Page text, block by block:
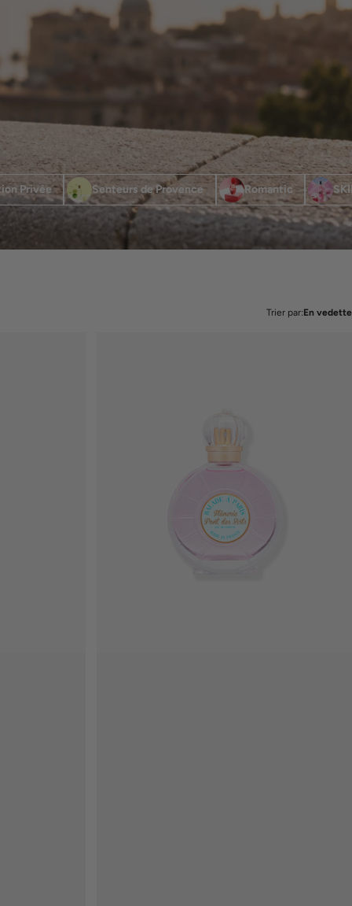
Privée Senteurs de Provence Romantic
Trier par:En vedette